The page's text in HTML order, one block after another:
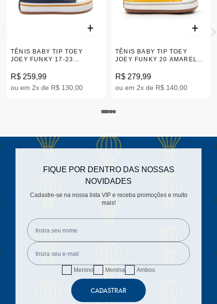
TÊNIS BABY TIP TOEY
JOEY FUNKY 17-23
R$ 259,99
ou em 2x de R$ 130,00
TÊNIS BABY TIP TOEY
JOEY FUNKY 20 AMARELO
R$ 279,99
ou em 2x de R$ 140,00
FIQUE POR DENTRO DAS NOSSAS
NOVIDADES
Cadastre-se na nossa lista VIP e receba promoções e muito
mais!
Menino Menina Ambos
CADASTRAR